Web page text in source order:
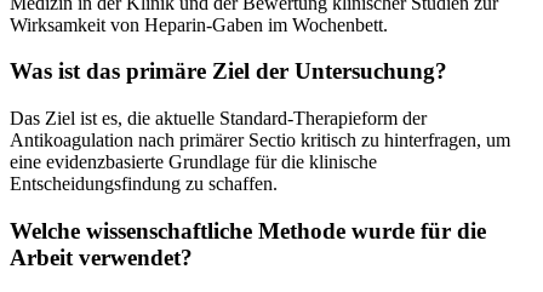
Wirksamkeit von Heparin-Gaben im Wochenbett.
Was ist das primäre Ziel der Untersuchung?
Das Ziel ist es, die aktuelle Standard-Therapieform der
Antikoagulation nach primärer Sectio kritisch zu hinterfragen, um
eine evidenzbasierte Grundlage für die klinische
Entscheidungsfindung zu schaffen.
Welche wissenschaftliche Methode wurde für die
Arbeit verwendet?